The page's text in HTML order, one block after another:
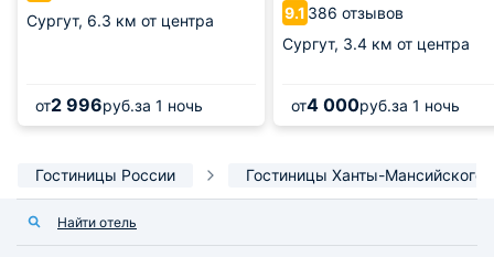
Сургут, 6.3 км от центра
от2 996руб.за 1 ночь
9.1 386 отзывов
Сургут, 3.4 км от центра
от4 000руб.за 1 ночь
Гостиницы России Гостиницы Ханты-Мансийского
Найти отель